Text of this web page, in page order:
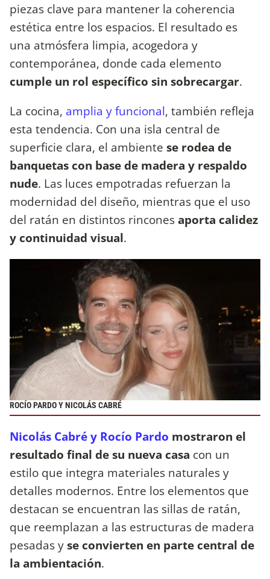
piezas clave para mantener la coherencia
estética entre los espacios. El resultado es
una atmósfera limpia, acogedora y
contemporánea, donde cada elemento
cumple un rol específico sin sobrecargar.
La cocina, amplia y funcional, también refleja
esta tendencia. Con una isla central de
superficie clara, el ambiente se rodea de
banquetas con base de madera y respaldo
nude. Las luces empotradas refuerzan la
modernidad del diseño, mientras que el uso
del ratán en distintos rinconesaporta calidez
y continuidad visual.
ROCÍO PARDO Y NICOLÁS CABRÉ
Nicolás Cabré y Rocío Pardo mostraron el
resultado final de su nueva casa con un
estilo que integra materiales naturales y
detalles modernos. Entre los elementos que
destacan se encuentran las sillas de ratán,
que reemplazan a las estructuras de madera
pesadas yse convierten en parte central de
la ambientación.